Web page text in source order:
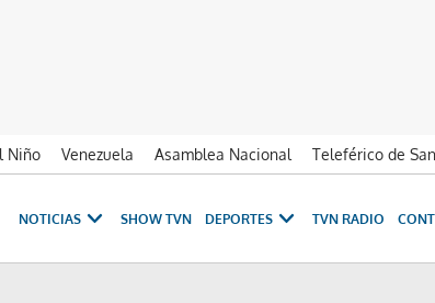
Niño Venezuela Asamblea Nacional Teleférico de
NOTICIAS SHOW TVN DEPORTES TVN RADIO